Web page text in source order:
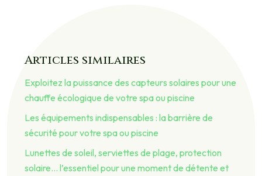
Articles similaires
Exploitez la puissance des capteurs solaires pour une
chauffe écologique de votre spa ou piscine
Les équipements indispensables : la barrière de
sécurité pour votre spa ou piscine
Lunettes de soleil, serviettes de plage, protection
solaire… l’essentiel pour une moment de détente et